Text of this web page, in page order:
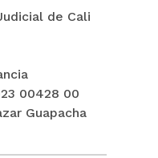
de Cali
00428 00
Guapacha